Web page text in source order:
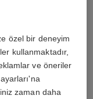
özel bir deneyim
kullanmaktadır,
ve öneriler
zaman daha